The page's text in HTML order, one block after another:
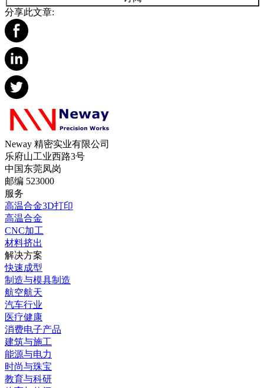
分享此文章:
Neway 精密实业有限公司
乐府山工业西路3号
中国东莞凤岗
邮编 523000
服务
高温合金3D打印
高温合金
CNC加工
材料挤出
解决方案
快速成型
制造与模具制造
航空航天
汽车行业
医疗健康
消费电子产品
建筑与施工
能源与电力
时尚与珠宝
教育与科研